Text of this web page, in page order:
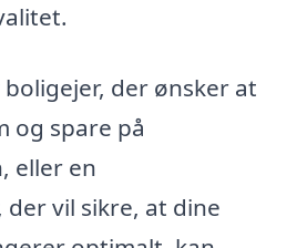
der ønsker at
og spare på
eller en
vil sikre, at dine